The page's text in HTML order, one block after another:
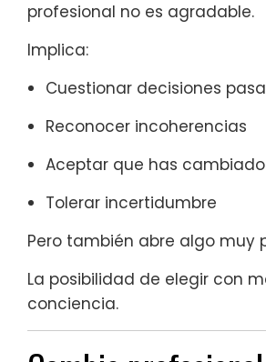
profesional no es agradable.
Implica:
Cuestionar decisiones
Reconocer incoherencias
Aceptar que has cambiado
Tolerar incertidumbre
Pero también abre algo muy
La posibilidad de elegir con
conciencia.